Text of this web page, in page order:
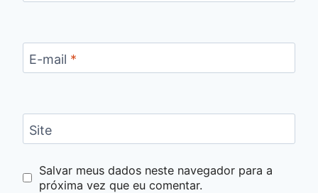
E-mail *
Site
Salvar meus dados neste navegador para a
próxima vez que eu comentar.